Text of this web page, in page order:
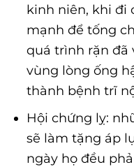
kinh niên, khi đi
mạnh để tống
quá trình rặn đã
vùng lòng ống
thành bệnh trĩ
Hội chứng lỵ:
sẽ làm tặng áp
ngày họ đều